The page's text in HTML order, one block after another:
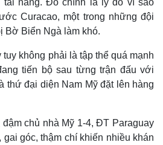
tài năng. Đó chính là lý do vì sao
Curacao, một trong những đội
Bờ Biển Ngà làm khó.
không phải là tập thể quá mạnh
tiến bộ sau từng trận đấu với
thứ đại diện Nam Mỹ đặt lên hàng
chủ nhà Mỹ 1-4, ĐT Paraguay
góc, thậm chí khiến nhiều khán